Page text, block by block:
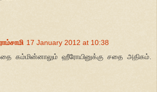
17 January 2012 at 10:38
கம்மின்னாலும் ஹீரோயினுக்கு சதை அதிகம்.